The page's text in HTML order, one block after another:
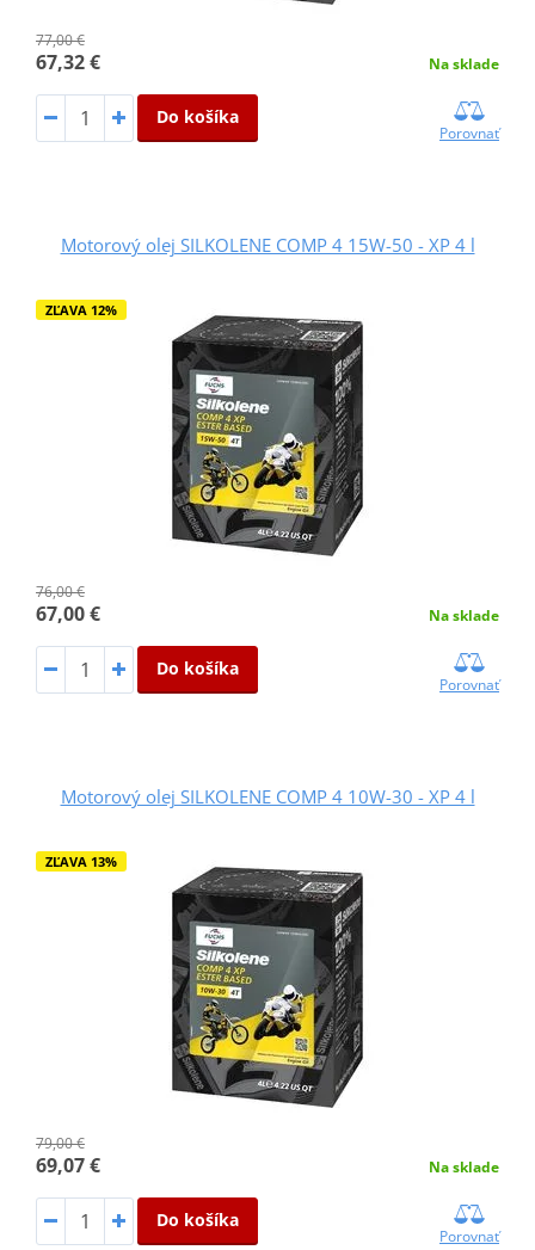
77,00 €
67,32 € Na sklade
Do košíka
Porovnať
Motorový olej SILKOLENE COMP 4 15W-50 - XP 4 l
ZĽAVA 12%
76,00 €
67,00 € Na sklade
Do košíka
Porovnať
Motorový olej SILKOLENE COMP 4 10W-30 - XP 4 l
ZĽAVA 13%
79,00 €
69,07 € Na sklade
Do košíka
Porovnať